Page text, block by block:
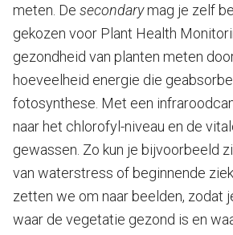
meten. De secondarymag je zelf
gekozen voor Plant Health
gezondheid van planten meten
hoeveelheid energie die
fotosynthese. Met een
naar het chlorofyl-niveau en de
gewassen. Zo kun je bijvoorbeeld
van waterstress of beginnende
zetten we om naar beelden, zodat
waar de vegetatie gezond is en